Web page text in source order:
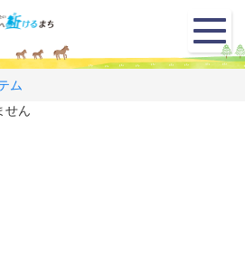
メ
ニ
ュ
ム
せん